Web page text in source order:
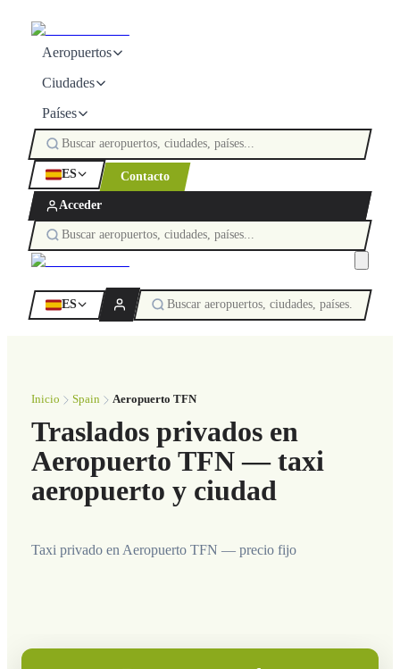
Aeropuertos
Ciudades
Países
ES Contacto
Acceder
ES
Inicio Spain Aeropuerto TFN
Traslados privados en
Aeropuerto TFN — taxi
aeropuerto y ciudad
Taxi privado en Aeropuerto TFN — precio fijo